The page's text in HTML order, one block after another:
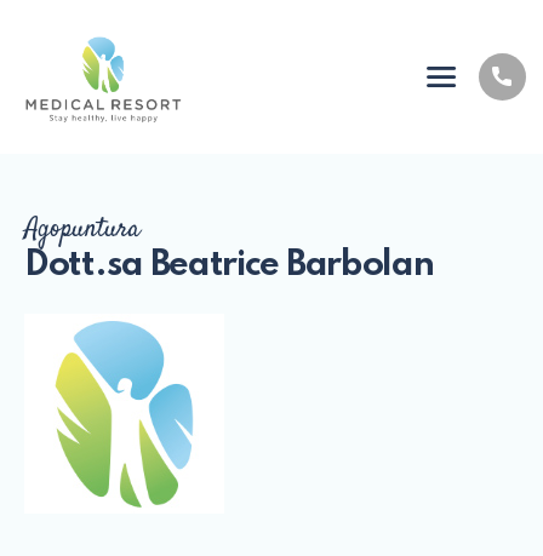
Agopuntura
Dott.sa Beatrice Barbolan